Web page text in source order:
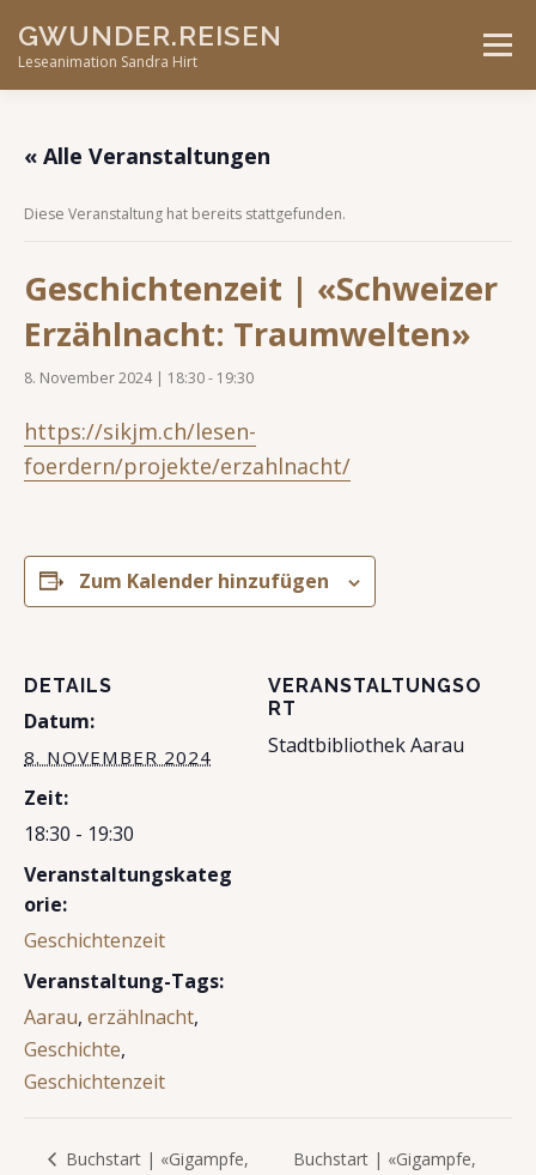
content
GWUNDER.REISEN
Leseanimation Sandra Hirt
Menu
VERANSTALTUNGEN
« Alle Veranstaltungen
Diese Veranstaltung hat bereits stattgefunden.
Geschichtenzeit | «Schweizer
Erzählnacht: Traumwelten»
8. November 2024 | 18:30- 19:30
https://sikjm.ch/lesen-
foerdern/projekte/erzahlnacht/
Zum Kalender hinzufügen
DETAILS
Datum:
8. NOVEMBER 2024
Zeit:
18:30 - 19:30
Veranstaltungskateg
orie:
Geschichtenzeit
Veranstaltung-Tags:
Aarau, erzählnacht,
Geschichte,
Geschichtenzeit
VERANSTALTUNGSO
RT
Stadtbibliothek Aarau
Buchstart | «Gigampfe,
Buchstart | «Gigampfe,